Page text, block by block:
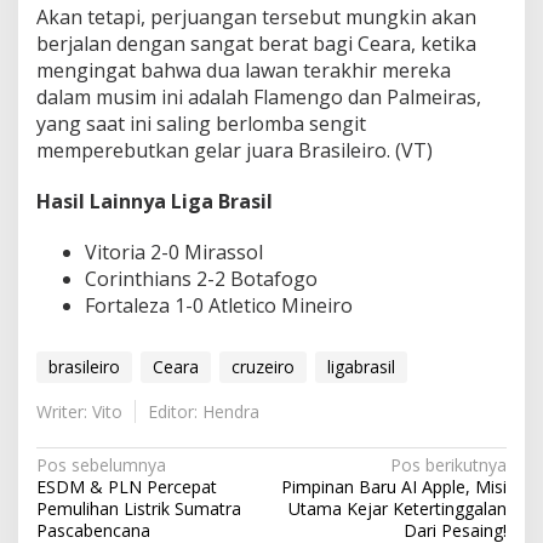
Akan tetapi, perjuangan tersebut mungkin akan
berjalan dengan sangat berat bagi Ceara, ketika
mengingat bahwa dua lawan terakhir mereka
dalam musim ini adalah Flamengo dan Palmeiras,
yang saat ini saling berlomba sengit
memperebutkan gelar juara Brasileiro. (VT)
Hasil Lainnya Liga Brasil
Vitoria 2-0 Mirassol
Corinthians 2-2 Botafogo
Fortaleza 1-0 Atletico Mineiro
brasileiro Ceara cruzeiro
ligabrasil
Writer: Vito
Editor: Hendra
N
a
Pos sebelumnya
ESDM & PLN Percepat
Pemulihan Listrik Sumatra
Pascabencana
Pos berikutnya
Pimpinan Baru AI Apple, Misi
Utama Kejar Ketertinggalan
Dari Pesaing!